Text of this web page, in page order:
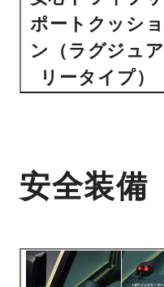
ポートクッショ
ン（ラグジュア
リータイプ）
安全装備